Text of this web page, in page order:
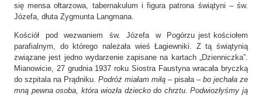
się mensa ołtarzowa, tabernakulum i figura patrona świątyni – św.
Józefa, dłuta Zygmunta Langmana.
Kościół pod wezwaniem św. Józefa w Pogórzu jest kościołem
parafialnym, do którego należała wieś Łagiewniki. Z tą świątynią
związane jest jedno wydarzenie zapisane na kartach „Dzienniczka”.
Mianowicie, 27 grudnia 1937 roku Siostra Faustyna wracała bryczką
do szpitala na Prądniku. Podróż miałam miłą – pisała – bo jechała ze
mną pewna osoba, która wiozła dziecko do chrztu. Podwiozłyśmy ją